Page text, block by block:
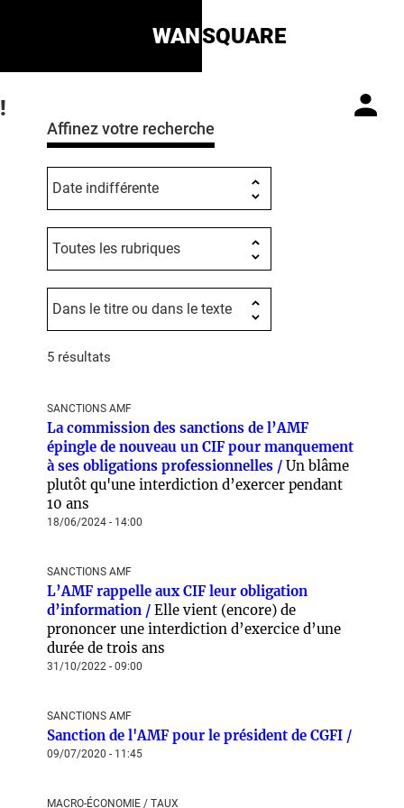
WANSQUARE
!
Affinez votre recherche
5 résultats
SANCTIONS AMF
La commission des sanctions de l’AMF
épingle de nouveau un CIF pour manquement
à ses obligations professionnelles / Un blâme
plutôt qu'une interdiction d’exercer pendant
10 ans
18/06/2024 - 14:00
SANCTIONS AMF
L’AMF rappelle aux CIF leur obligation
d’information / Elle vient (encore) de
prononcer une interdiction d’exercice d’une
durée de trois ans
31/10/2022 - 09:00
SANCTIONS AMF
Sanction de l'AMF pour le président de CGFI /
09/07/2020 - 11:45
MACRO-ÉCONOMIE / TAUX